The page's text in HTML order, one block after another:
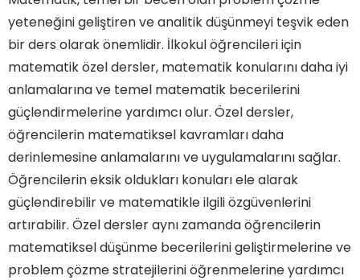
yeteneğini geliştiren ve analitik düşünmeyi teşvik eden
bir ders olarak önemlidir. İlkokul öğrencileri için
matematik özel dersler, matematik konularını daha iyi
anlamalarına ve temel matematik becerilerini
güçlendirmelerine yardımcı olur. Özel dersler,
öğrencilerin matematiksel kavramları daha
derinlemesine anlamalarını ve uygulamalarını sağlar.
Öğrencilerin eksik oldukları konuları ele alarak
güçlendirebilir ve matematikle ilgili özgüvenlerini
artırabilir. Özel dersler aynı zamanda öğrencilerin
matematiksel düşünme becerilerini geliştirmelerine ve
problem çözme stratejilerini öğrenmelerine yardımcı